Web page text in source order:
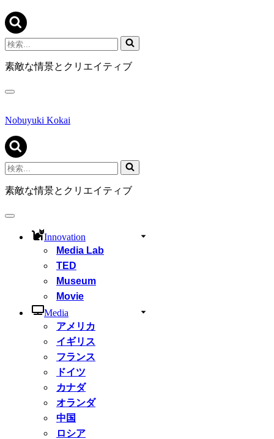
検
索...
素敵な情景とクリエイティブ
ナ
ゲ
シ
ョ
ン
メ
ニ
ュ
Nobuyuki Kokai
検
索...
素敵な情景とクリエイティブ
ナ
Innovation
Media Lab
TED
Museum
Movie
Media
アメリカ
イギリス
フランス
ドイツ
カナダ
オランダ
中国
ロシア